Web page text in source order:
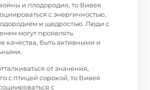
и плодородия, то Вивея
с энергичностью,
и щедростью. Люди с
могут проявлять
качества, быть активными и
от значения,
с птицей сорокой, то Вивея
с